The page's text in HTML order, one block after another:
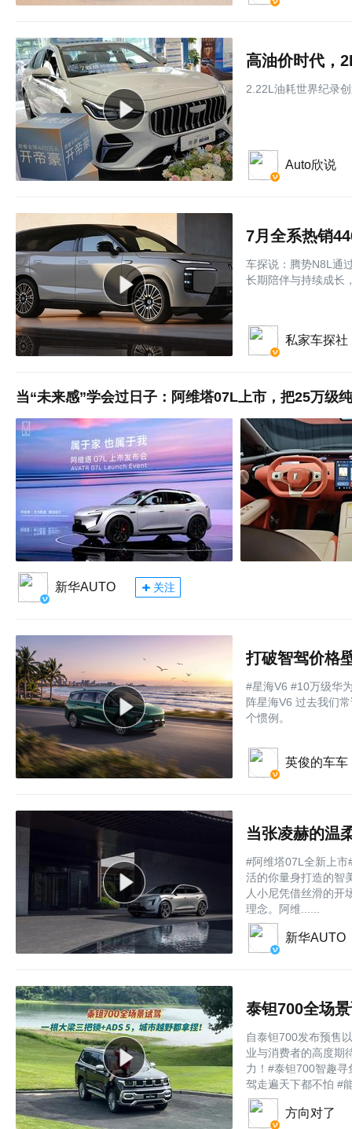
高油价时代，
2.22L油耗世界纪录
Auto欣说
7月全系热销
车探说：腾势N8L通
长期陪伴与持续成长
私家车探社
当“未来感”学会过日子：阿维塔07L上市，把25万级
新华AUTO 关注
#星海V6 #10万级华
阵星海V6 过去我们
个惯例。
英俊的车车
当张凌赫的温
#阿维塔07L全新上
活的你量身打造的智
人小尼凭借‌丝滑的开
理念。阿维......
新华AUTO
自泰钽700发布预售
业与消费者的高度期
力！#泰钽700智趣
驾走遍天下都不怕 #
方向对了